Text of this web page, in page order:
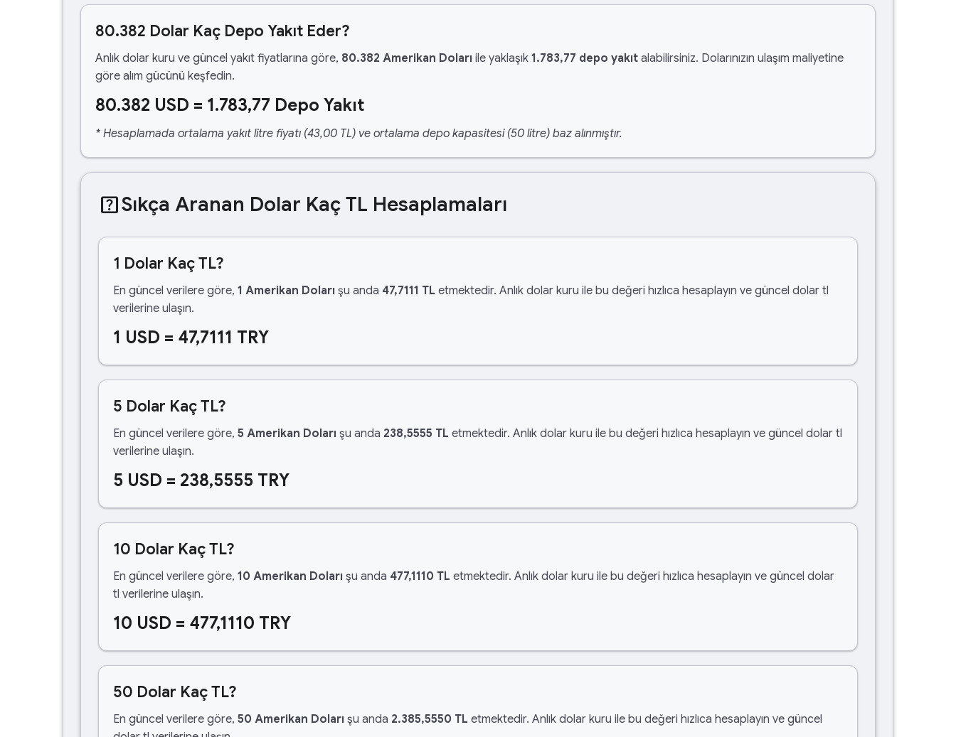
80.382 Dolar Kaç Depo Yakıt Eder?
Anlık dolar kuru ve güncel yakıt fiyatlarına göre, 80.382 Amerikan Doları ile yaklaşık 1.783,77 depo yakıt alabilirsiniz. Dolarınızın ulaşım maliyetine
göre alım gücünü keşfedin.
80.382 USD = 1.783,77 Depo Yakıt
* Hesaplamada ortalama yakıt litre fiyatı (43,00 TL) ve ortalama depo kapasitesi (50 litre) baz alınmıştır.
help_centerSıkça Aranan Dolar Kaç TL Hesaplamaları
1 Dolar Kaç TL?
En güncel verilere göre, 1 Amerikan Doları şu anda 47,7111 TL etmektedir. Anlık dolar kuru ile bu değeri hızlıca hesaplayın ve güncel dolar tl
verilerine ulaşın.
1 USD = 47,7111 TRY
5 Dolar Kaç TL?
En güncel verilere göre, 5 Amerikan Doları şu anda 238,5555 TL etmektedir. Anlık dolar kuru ile bu değeri hızlıca hesaplayın ve güncel dolar tl
verilerine ulaşın.
5 USD = 238,5555 TRY
10 Dolar Kaç TL?
En güncel verilere göre, 10 Amerikan Doları şu anda 477,1110 TL etmektedir. Anlık dolar kuru ile bu değeri hızlıca hesaplayın ve güncel dolar
tl verilerine ulaşın.
10 USD = 477,1110 TRY
50 Dolar Kaç TL?
En güncel verilere göre, 50 Amerikan Doları şu anda 2.385,5550 TL etmektedir. Anlık dolar kuru ile bu değeri hızlıca hesaplayın ve güncel